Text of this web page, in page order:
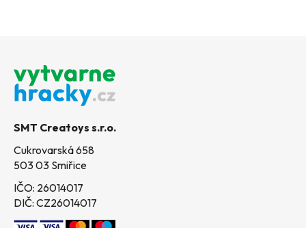
SMT Creatoys s.r.o.
Cukrovarská 658
503 03 Smiřice
IČO: 26014017
DIČ: CZ26014017